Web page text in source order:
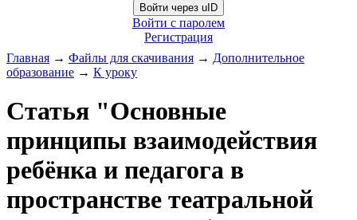
Войти через uID
Войти с паролем
Регистрация
Главная → Файлы для скачивания → Дополнительное
образование → К уроку
Статья "Основные
принципы взаимодействия
ребёнка и педагога в
пространстве театральной